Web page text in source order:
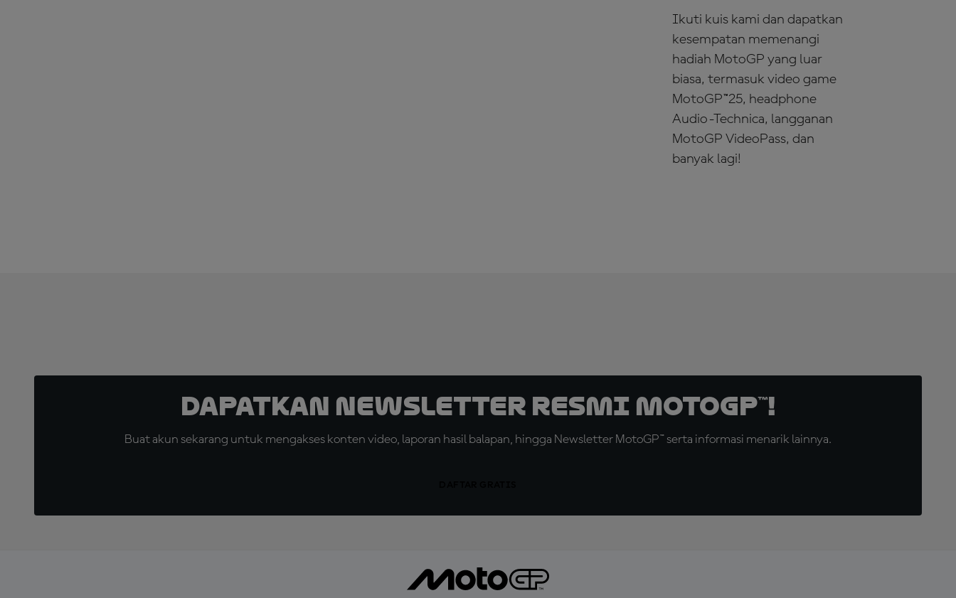
Ikuti kuis kami dan dapatkan
kesempatan memenangi
hadiah MotoGP yang luar
biasa, termasuk video game
MotoGP™25, headphone
Audio-Technica, langganan
MotoGP VideoPass, dan
banyak lagi!
Dapatkan Newsletter Resmi MotoGP™!
Buat akun sekarang untuk mengakses konten video, laporan hasil balapan, hingga Newsletter MotoGP™ serta informasi menarik lainnya.